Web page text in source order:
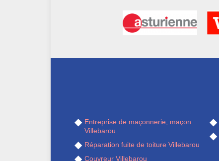
Entreprise de maçonnerie, maçon
Villebarou
Réparation fuite de toiture Villebarou
Couvreur Villebarou